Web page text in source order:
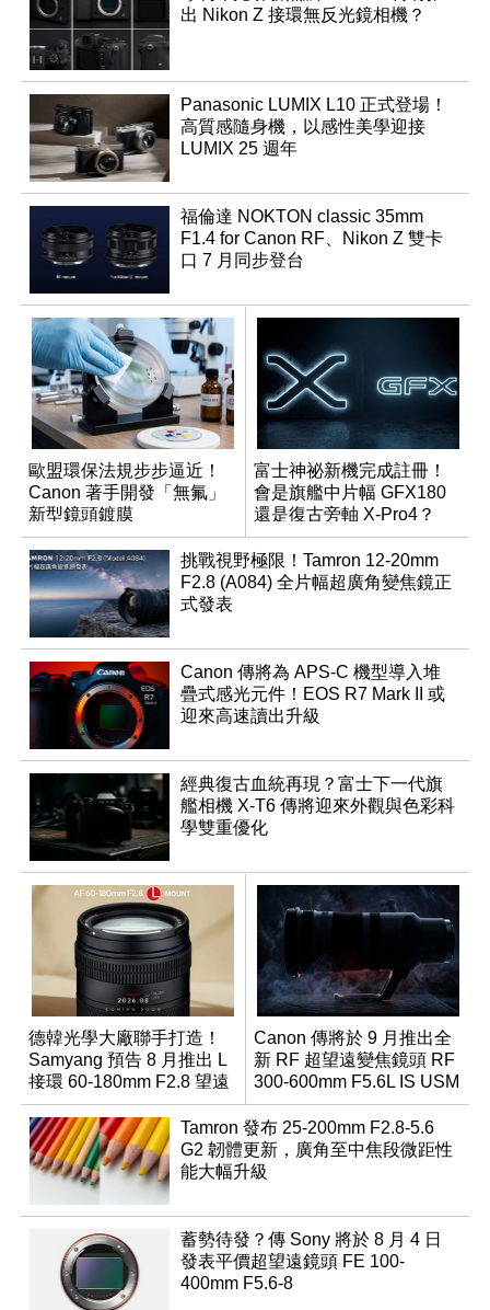
出 Nikon Z 接環無反光鏡相機？
Panasonic LUMIX L10 正式登場！
高質感隨身機，以感性美學迎接
LUMIX 25 週年
福倫達 NOKTON classic 35mm
F1.4 for Canon RF、Nikon Z 雙卡
口 7 月同步登台
歐盟環保法規步步逼近！
Canon 著手開發「無氟」
新型鏡頭鍍膜
富士神祕新機完成註冊！
會是旗艦中片幅 GFX180
還是復古旁軸 X-Pro4？
挑戰視野極限！Tamron 12-20mm
F2.8 (A084) 全片幅超廣角變焦鏡正
式發表
Canon 傳將為 APS-C 機型導入堆
疊式感光元件！EOS R7 Mark II 或
迎來高速讀出升級
經典復古血統再現？富士下一代旗
艦相機 X-T6 傳將迎來外觀與色彩科
學雙重優化
德韓光學大廠聯手打造！
Samyang 預告 8 月推出 L
接環 60-180mm F2.8 望遠
變焦鏡
Canon 傳將於 9 月推出全
新 RF 超望遠變焦鏡頭 RF
300-600mm F5.6L IS USM
Tamron 發布 25-200mm F2.8-5.6
G2 韌體更新，廣角至中焦段微距性
能大幅升級
蓄勢待發？傳 Sony 將於 8 月 4 日
發表平價超望遠鏡頭 FE 100-
400mm F5.6-8